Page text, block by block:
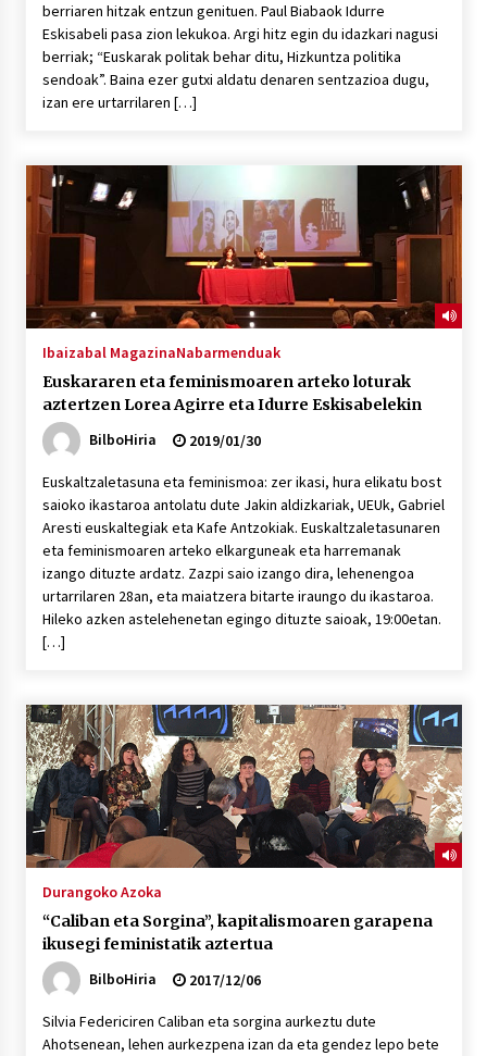
berriaren hitzak entzun genituen. Paul Biabaok Idurre
Eskisabeli pasa zion lekukoa. Argi hitz egin du idazkari nagusi
berriak; “Euskarak politak behar ditu, Hizkuntza politika
sendoak”. Baina ezer gutxi aldatu denaren sentzazioa dugu,
izan ere urtarrilaren […]
Ibaizabal MagazinaNabarmenduak
Euskararen eta feminismoaren arteko loturak
aztertzen Lorea Agirre eta Idurre Eskisabelekin
BilboHiria
2019/01/30
Euskaltzaletasuna eta feminismoa: zer ikasi, hura elikatu bost
saioko ikastaroa antolatu dute Jakin aldizkariak, UEUk, Gabriel
Aresti euskaltegiak eta Kafe Antzokiak. Euskaltzaletasunaren
eta feminismoaren arteko elkarguneak eta harremanak
izango dituzte ardatz. Zazpi saio izango dira, lehenengoa
urtarrilaren 28an, eta maiatzera bitarte iraungo du ikastaroa.
Hileko azken astelehenetan egingo dituzte saioak, 19:00etan.
[…]
Durangoko Azoka
“Caliban eta Sorgina”, kapitalismoaren garapena
ikusegi feministatik aztertua
BilboHiria
2017/12/06
Silvia Federiciren Caliban eta sorgina aurkeztu dute
Ahotsenean, lehen aurkezpena izan da eta gendez lepo bete